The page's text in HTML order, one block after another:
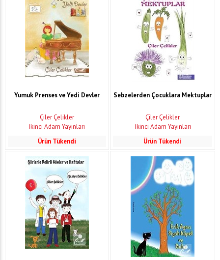
Yumuk Prenses ve Yedi Devler
Çiler Çelikler
İkinci Adam Yayınları
Ürün Tükendi
Sebzelerden Çocuklara Mektuplar
Çiler Çelikler
İkinci Adam Yayınları
Ürün Tükendi